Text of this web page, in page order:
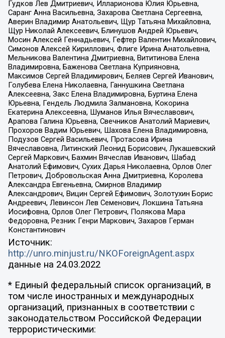
Гудков Лев Дмитриевич, Илларионова Юлия Юрьевна,
Саранг Анна Васильевна, Захарова Светлана Сергеевна,
Аверин Владимир Анатольевич, Щур Татьяна Михайловна,
Щур Николай Алексеевич, Блинушов Андрей Юрьевич,
Мосин Алексей Геннадьевич, Гефтер Валентин Михайлович,
Симонов Алексей Кириллович, Флиге Ирина Анатольевна,
Мельникова Валентина Дмитриевна, Вититинова Елена
Владимировна, Баженова Светлана Куприяновна,
Максимов Сергей Владимирович, Беляев Сергей Иванович,
Голубева Елена Николаевна, Ганнушкина Светлана
Алексеевна, Закс Елена Владимировна, Буртина Елена
Юрьевна, Гендель Людмила Залмановна, Кокорина
Екатерина Алексеевна, Шуманов Илья Вячеславович,
Арапова Галина Юрьевна, Свечников Анатолий Мариевич,
Прохоров Вадим Юрьевич, Шахова Елена Владимировна,
Подузов Сергей Васильевич, Протасова Ирина
Вячеславовна, Литинский Леонид Борисович, Лукашевский
Сергей Маркович, Бахмин Вячеслав Иванович, Шабад
Анатолий Ефимович, Сухих Дарья Николаевна, Орлов Олег
Петрович, Добровольская Анна Дмитриевна, Королева
Александра Евгеньевна, Смирнов Владимир
Александрович, Вицин Сергей Ефимович, Золотухин Борис
Андреевич, Левинсон Лев Семенович, Локшина Татьяна
Иосифовна, Орлов Олег Петрович, Полякова Мара
Федоровна, Резник Генри Маркович, Захаров Герман
Константинович
Источник:
http://unro.minjust.ru/NKOForeignAgent.aspx
данные на 24.03.2022
* Единый федеральный список организаций, в
том числе иностранных и международных
организаций, признанных в соответствии с
законодательством Российской Федерации
террористическими: